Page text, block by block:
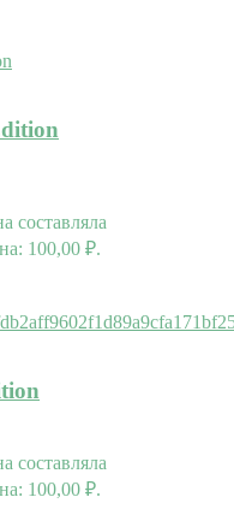
составляла
100,00 ₽.
составляла
100,00 ₽.